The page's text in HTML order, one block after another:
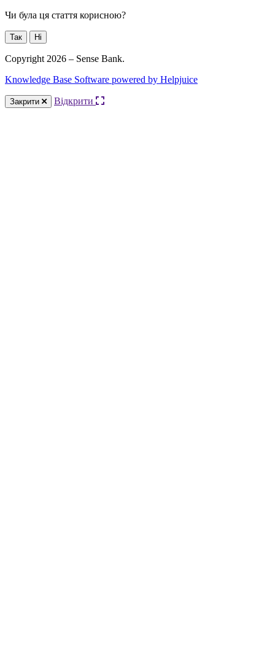
Чи була ця стаття корисною?
Так Ні
Copyright 2026 – Sense Bank.
Knowledge Base Software powered by Helpjuice
Закрити Відкрити